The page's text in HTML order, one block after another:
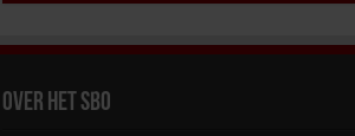
Over het SBO